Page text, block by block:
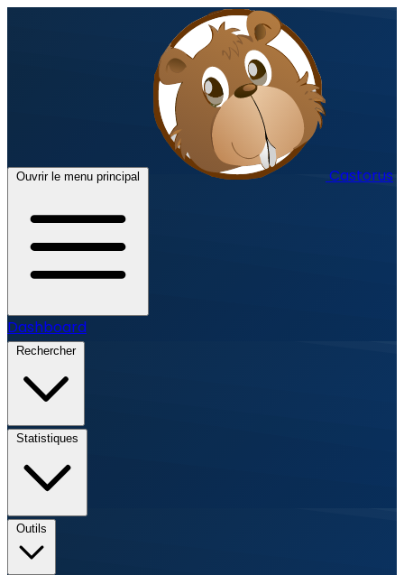
Ouvrir le menu principal Castorus
Dashboard
Rechercher
Statistiques
Outils